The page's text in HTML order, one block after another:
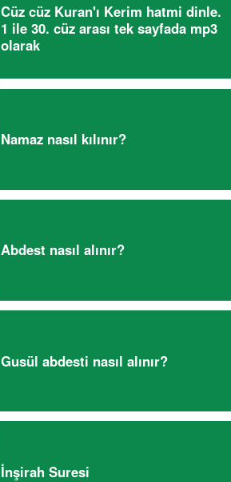
Cüz cüz Kuran'ı Kerim hatmi dinle.
1 ile 30. cüz arası tek sayfada mp3
olarak
Namaz nasıl kılınır?
Abdest nasıl alınır?
Gusül abdesti nasıl alınır?
İnşirah Suresi